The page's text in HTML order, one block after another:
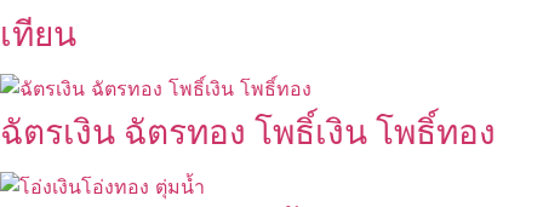
เทียน
ฉัตรเงิน ฉัตรทอง โพธิ์เงิน โพธิ์ทอง